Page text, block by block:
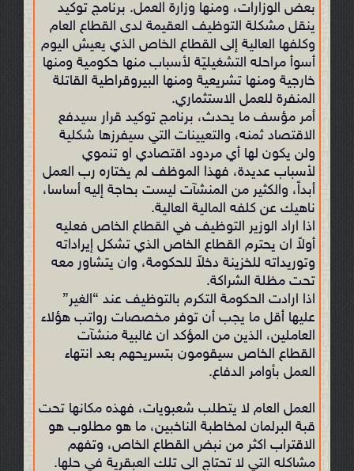
بعض الوزارات، ومنها وزارة العمل. برنامج توكيد
ينقل مشكلة التوظيف العقيمة لدى القطاع العام
وكلفها العالية إلى القطاع الخاص الذي يعيش اليوم
أسوأ مراحله التشغيليّة لأسباب منها حكومية ومنها
خارجية ومنها تشريعية ومنها البيروقراطية القاتلة
المنفرة للعمل الاستثماري.
أمر مؤسف ما يحدث، برنامج توكيد قرار سيدفع
الاقتصاد ثمنه، والتعيينات التي سيفرزها شكلية
ولن يكون لها أي مردود اقتصادي او تنموي
لأسباب عديدة، فهذا الموظف لم يختاره رب العمل
أبداً، والكثير من المنشآت ليست بحاجة إليه أساسا،
ناهيك عن كلفه المالية العالية.
اذا اراد الوزير التوظيف في القطاع الخاص فعليه
أولاً ان يحترم القطاع الخاص الذي تشكل إيراداته
وتوريداته للخزينة دخلاً للحكومة، وان يتشاور معه
تحت مظلة الشراكة.
اذا ارادت الحكومة التكرم بالتوظيف عند “الغير”
عليها أقل ما يجب أن توفر مخصصات رواتب هؤلاء
العاملين، الذين من المؤكد ان غالبية منشآت
القطاع الخاص سيقومون بتسريحهم بعد انتهاء
العمل بأوامر الدفاع.
العمل العام لا يتطلب شعبويات، فهذه مكانها تحت
قبة البرلمان لمخاطبة الناخبين، ما هو مطلوب هو
الاقتراب اكثر من نبض القطاع الخاص، وتفهم
مشاكله التي لا تحتاج الى تلك العبقرية في حلها.